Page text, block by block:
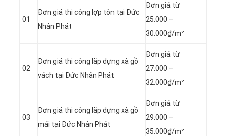
01
Đơn giá thi công lợp tôn tại Đức
Nhân Phát
Đơn giá từ
25.000 –
30.000₫/m²
02
Đơn giá thi công lắp dựng xà gồ
vách tại Đức Nhân Phát
Đơn giá từ
27.000 –
32.000₫/m²
03
Đơn giá thi công lắp dựng xà gồ
mái tại Đức Nhân Phát
Đơn giá từ
29.000 –
35.000₫/m²